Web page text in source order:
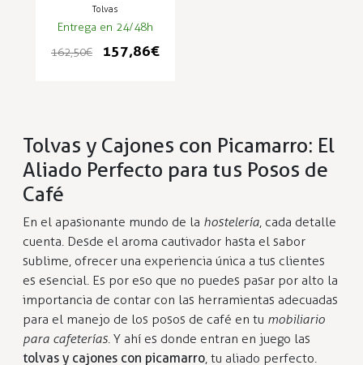
Tolvas
Entrega en 24/48h
162,50 €
157,86 €
Tolvas y Cajones con Picamarro: El
Aliado Perfecto para tus Posos de
Café
En el apasionante mundo de la hostelería, cada detalle
cuenta. Desde el aroma cautivador hasta el sabor
sublime, ofrecer una experiencia única a tus clientes
es esencial. Es por eso que no puedes pasar por alto la
importancia de contar con las herramientas adecuadas
para el manejo de los posos de café en tu mobiliario
para cafeterías. Y ahí es donde entran en juego las
tolvas y cajones con picamarro, tu aliado perfecto.